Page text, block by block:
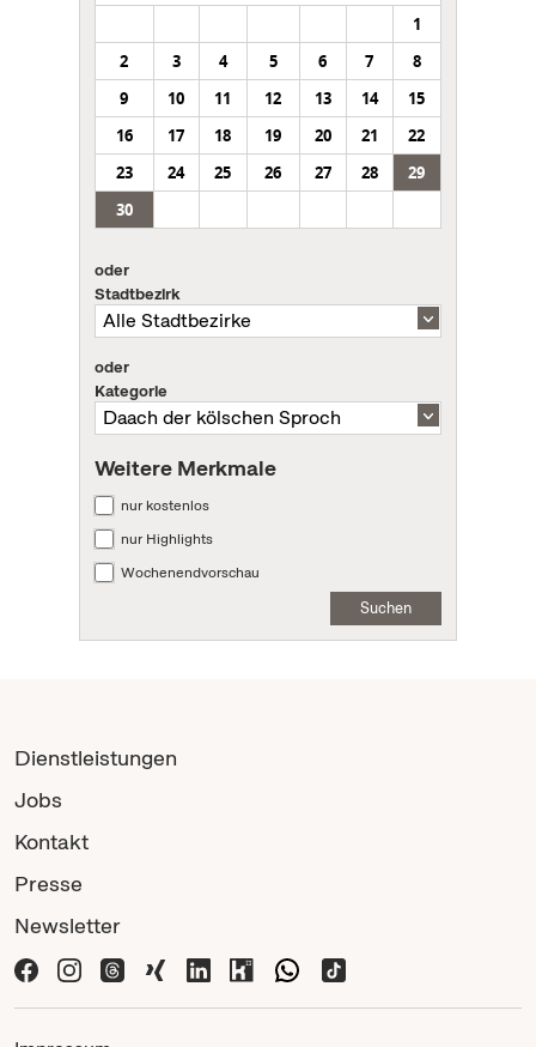
1
2
3 4 5 6 7
8
9
10 11 12 13 14
15
16
17 18 19 20 21
22
23
24 25 26 27 28
29
30
oder
Stadtbezirk
oder
Kategorie
Weitere Merkmale
nur kostenlos
nur Highlights
Wochenendvorschau
Suchen
Dienstleistungen
Jobs
Kontakt
Presse
Newsletter